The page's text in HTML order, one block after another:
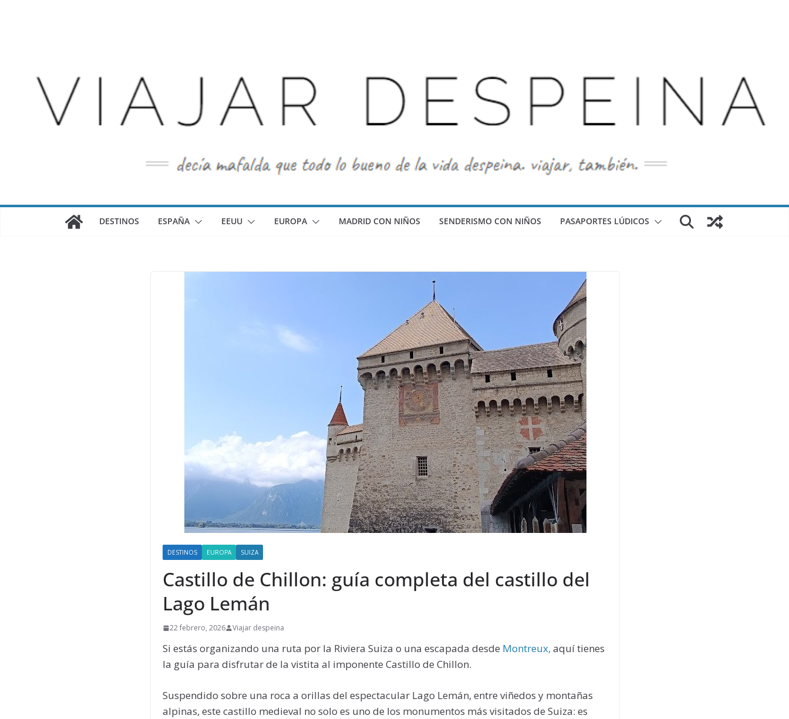
DESTINOS ESPAÑA EEUU EUROPA MADRID CON NIÑOS SENDERISMO CON NIÑOS PASAPORTES LÚDICOS
DESTINOS EUROPA SUIZA
Castillo de Chillon: guía completa del castillo del
Lago Lemán
22 febrero, 2026 Viajar despeina
Si estás organizando una ruta por la Riviera Suiza o una escapada desde Montreux, aquí tienes
la guía para disfrutar de la vistita al imponente Castillo de Chillon.
Suspendido sobre una roca a orillas del espectacular Lago Lemán, entre viñedos y montañas
alpinas, este castillo medieval no solo es uno de los monumentos más visitados de Suiza: es